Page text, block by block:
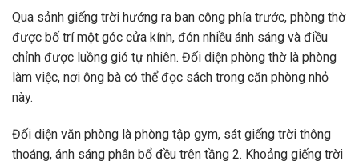
Qua sảnh giếng trời hướng ra ban công phía trước, phòng thờ
được bố trí một góc cửa kính, đón nhiều ánh sáng và điều
chỉnh được luồng gió tự nhiên. Đối diện phòng thờ là phòng
làm việc, nơi ông bà có thể đọc sách trong căn phòng nhỏ
này.
Đối diện văn phòng là phòng tập gym, sát giếng trời thông
thoáng, ánh sáng phân bổ đều trên tầng 2. Khoảng giếng trời